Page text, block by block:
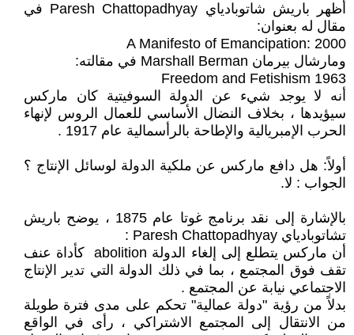
أظهر باريش شاتوبادياي Paresh Chattopadhyay في
مقال له بعنوان:
A Manifesto of Emancipation: 2000
ومارشال بيرمان Marshall Berman في مقالته:
Freedom and Fetishism 1963
أنه لا يوجد شيء عن الدولة السوفيتية كان ماركس
سيؤيدها ، بخلاف النضال الأساسي للعمال الروس لإنهاء
الحرب الإمبريالية والإطاحة بالرأسمالية عام 1917 .
أولاً: هل دافع ماركس عن ملكية الدولة لوسائل الإنتاج ؟
الجواب : لا.
بالإشارة إلى نقد برنامج غوتا عام 1875 ، يوضح باريش
تشاتوبادياي Paresh Chattopadhyay :
أن ماركس يتطلع إلى إلغاء الدولة abolition كأداة عنف
تقف فوق المجتمع ، بما في ذلك الدولة التي تدير الإنتاج
الاجتماعي نيابة عن المجتمع .
بدلاً من رؤية "دولة عمالية" تحكم على مدى فترة طويلة
من الانتقال إلى المجتمع الاشتراكي ، رأى في الواقع